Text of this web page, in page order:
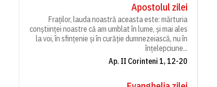
Apostolul zilei
Fraților, lauda noastră aceasta este: mărturia
conștiinței noastre că am umblat în lume, și mai ales
la voi, în sfințenie și în curăție dumnezeiască, nu în
înțelepciune...
Ap. II Corinteni 1, 12-20